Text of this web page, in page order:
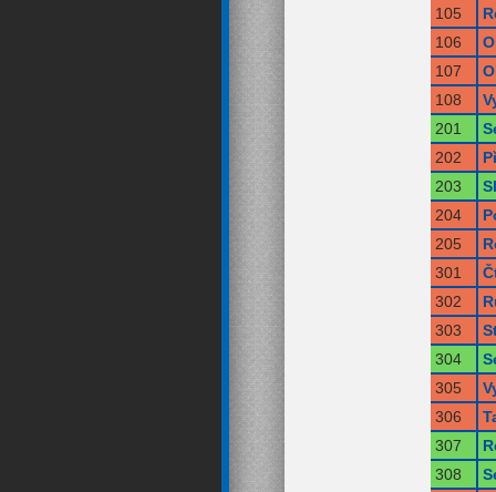
105
106
107
108
201
202
203
204
205
301
302
303
304
305
306
307
308